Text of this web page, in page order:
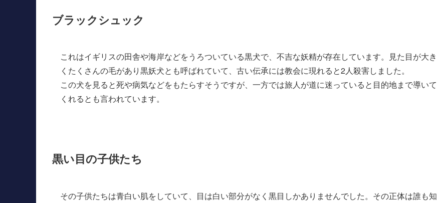
ブラックシュック
これはイギリスの田舎や海岸などをうろついている黒犬で、不吉な妖精が存在しています。見た目が大き
くたくさんの毛があり黒妖犬とも呼ばれていて、古い伝承には教会に現れると2人殺害しました。
この犬を見ると死や病気などをもたらすそうですが、一方では旅人が道に迷っていると目的地まで導いて
くれるとも言われています。
黒い目の子供たち
その子供たちは青白い肌をしていて、目は白い部分がなく黒目しかありませんでした。その正体は誰も知